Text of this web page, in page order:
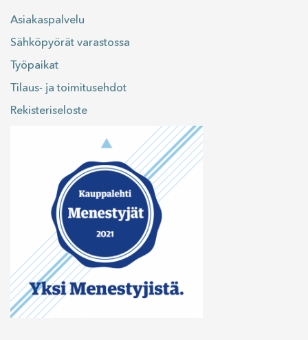
Asiakaspalvelu
Sähköpyörät varastossa
Työpaikat
Tilaus- ja toimitusehdot
Rekisteriseloste